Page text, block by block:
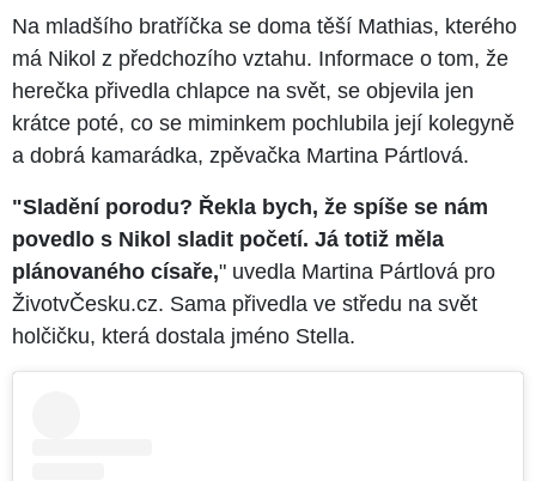
Na mladšího bratříčka se doma těší Mathias, kterého
má Nikol z předchozího vztahu. Informace o tom, že
herečka přivedla chlapce na svět, se objevila jen
krátce poté, co se miminkem pochlubila její kolegyně
a dobrá kamarádka, zpěvačka Martina Pártlová.
"Sladění porodu? Řekla bych, že spíše se nám
povedlo s Nikol sladit početí. Já totiž měla
plánovaného císaře," uvedla Martina Pártlová pro
ŽivotvČesku.cz. Sama přivedla ve středu na svět
holčičku, která dostala jméno Stella.